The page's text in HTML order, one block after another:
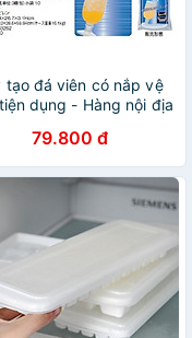
tạo đá viên có nắp vệ
dụng - Hàng nội địa
79.800 đ